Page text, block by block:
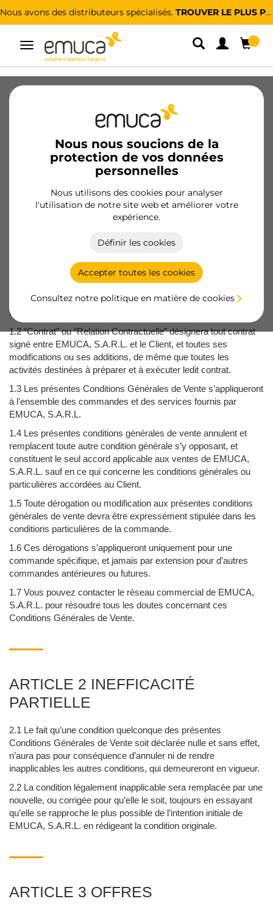
Nous avons des distributeurs spécialisés. TROUVER LE PLUS PROCHE
Alterner
navigation
Nous nous soucions de la
protection de vos données
personnelles
Nous utilisons des cookies pour analyser
l'utilisation de notre site web et améliorer votre
expérience.
Définir les cookies
Accepter toutes les cookies
Consultez notre politique en matière de cookies
Conditions de vente
Conditions générales de vente de EMUCA, S.A.R.L
ARTICLE 1 DÉFINITIONS ET
APPLICATIONS DE CONDITIONS
PRÉSENTES
Vente, le terme « Client » désignera toute entreprise acceptant
lesdites Conditions.
1.2 “Contrat” ou “Relation Contractuelle” désignera tout contrat
signé entre EMUCA, S.A.R.L. et le Client, et toutes ses
modifications ou ses additions, de même que toutes les
activités destinées à préparer et à exécuter ledit contrat.
1.3 Les présentes Conditions Générales de Vente s’appliqueront
à l’ensemble des commandes et des services fournis par
EMUCA, S.A.R.L.
1.4 Les présentes conditions générales de vente annulent et
remplacent toute autre condition générale s’y opposant, et
constituent le seul accord applicable aux ventes de EMUCA,
S.A.R.L. sauf en ce qui concerne les conditions générales ou
particulières accordées au Client.
1.5 Toute dérogation ou modification aux présentes conditions
générales de vente devra être expressément stipulée dans les
conditions particulières de la commande.
1.6 Ces dérogations s’appliqueront uniquement pour une
commande spécifique, et jamais par extension pour d’autres
commandes antérieures ou futures.
1.7 Vous pouvez contacter le réseau commercial de EMUCA,
S.A.R.L. pour résoudre tous les doutes concernant ces
Conditions Générales de Vente.
ARTICLE 2 INEFFICACITÉ
PARTIELLE
2.1 Le fait qu’une condition quelconque des présentes
Conditions Générales de Vente soit déclarée nulle et sans effet,
n’aura pas pour conséquence d’annuler ni de rendre
inapplicables les autres conditions, qui demeureront en vigueur.
2.2 La condition légalement inapplicable sera remplacée par une
nouvelle, ou corrigée pour qu’elle le soit, toujours en essayant
qu’elle se rapproche le plus possible de l’intention initiale de
EMUCA, S.A.R.L. en rédigeant la condition originale.
ARTICLE 3 OFFRES